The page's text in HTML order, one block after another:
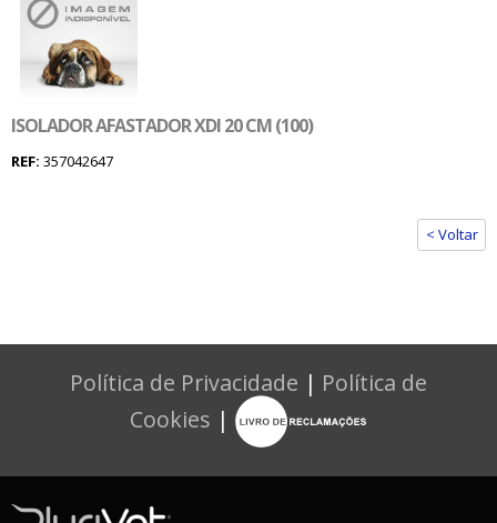
ISOLADOR AFASTADOR XDI 20 CM (100)
REF: 357042647
< Voltar
Política de Privacidade | Política de
Cookies |